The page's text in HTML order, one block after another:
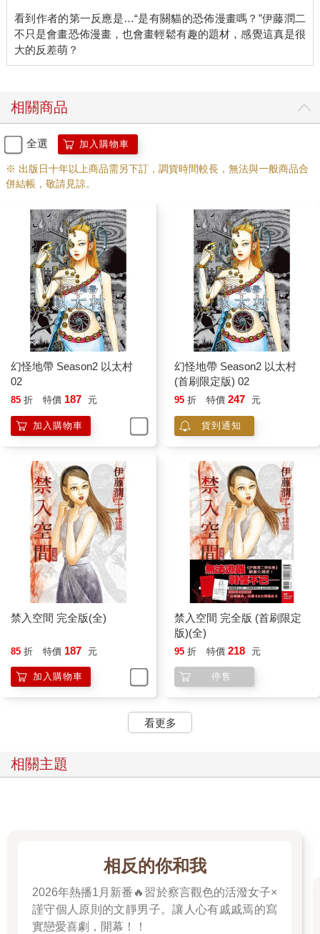
看到作者的第一反應是…“是有關貓的恐佈漫畫嗎？”伊藤潤二
不只是會畫恐佈漫畫，也會畫輕鬆有趣的題材，感覺這真是很
相關商品
全選 加入購物車
※ 出版日十年以上商品需另下訂，調貨時間較長，無法與一般商品合
併結帳，敬請見諒。
幻怪地帶 Season2 以太村
02
85 折 特價 187 元
加入購物車
幻怪地帶 Season2 以太村
(首刷限定版) 02
95 折 特價 247 元
貨到通知
禁入空間 完全版(全)
85 折 特價 187 元
加入購物車
禁入空間 完全版 (首刷限定
版)(全)
95 折 特價 218 元
停售
看更多
相關主題
相反的你和我
2026年熱播1月新番🔥習於察言觀色的活潑女子×
謹守個人原則的文靜男子。讓人心有戚戚焉的寫
實戀愛喜劇，開幕！！